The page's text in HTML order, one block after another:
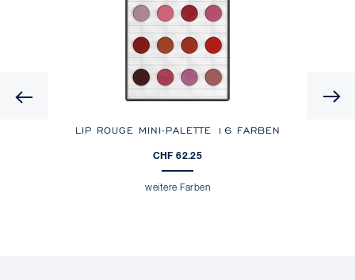
Previous
LIP ROUGE MINI-PALETTE 16 FARBEN
CHF 62.25
weitere Farben